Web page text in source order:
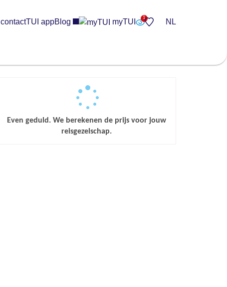
TUI appBlog myTUI NL
Even geduld. We berekenen de prijs voor jouw
reisgezelschap.